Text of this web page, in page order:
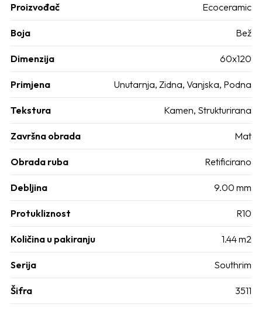
Proizvođač Ecoceramic
Boja Bež
Dimenzija 60x120
Primjena Unutarnja, Zidna, Vanjska, Podna
Tekstura Kamen, Strukturirana
Završna obrada Mat
Obrada ruba Retificirano
Debljina 9.00 mm
Protukliznost R10
Količina u pakiranju 1.44 m2
Serija Southrim
Šifra 3511